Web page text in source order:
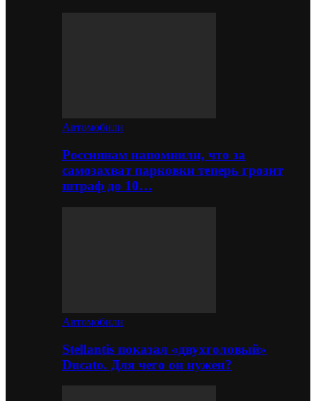
Автомобили
Россиянам напомнили, что за
самозахват парковки теперь грозит
штраф до 10…
Автомобили
Stellantis показал «двухголовый»
Ducato. Для чего он нужен?